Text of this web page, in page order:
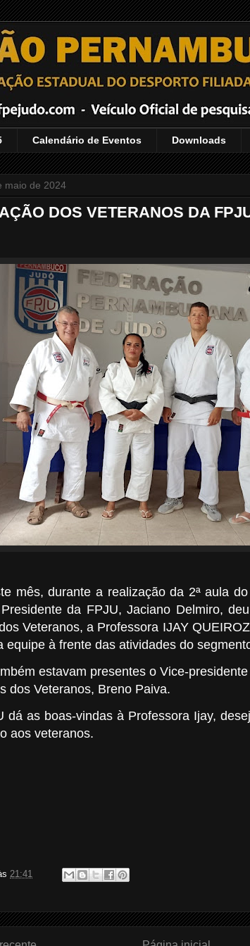
Calendário de Eventos Downloads
maio de 2024
DOS VETERANOS DA
mês, durante a realização da 2ª aula
da FPJU, Jaciano Delmiro,
Veteranos, a Professora IJAY
equipe à frente das atividades do
estavam presentes o Vice-
dos Veteranos, Breno Paiva.
dá as boas-vindas à Professora Ijay,
aos veteranos.
21:41